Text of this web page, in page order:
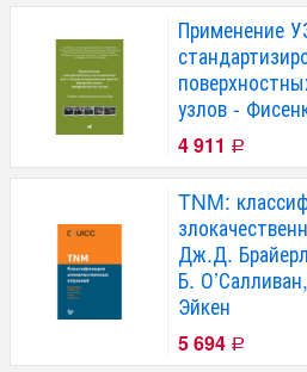
Применение
узлов -
4 911 Р
TNM:
Дж.Д.
Б.
Эйкен
5 694 Р